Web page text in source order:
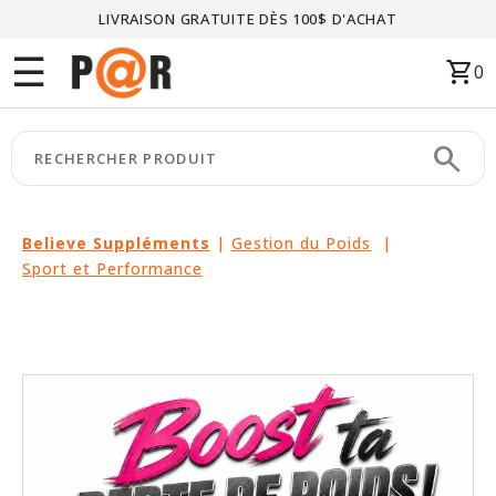
LIVRAISON GRATUITE DÈS 100$ D'ACHAT
☰ shopping_cart0
search
Believe Suppléments | Gestion du Poids
|
Sport et Performance
Menu
CATÉGORIES
keyboard_arrow_right
MARQUES
keyboard_arrow_right
PACKAGES
keyboard_arrow_right
MOIS-
LIQUIDATION
PARTENAIRES